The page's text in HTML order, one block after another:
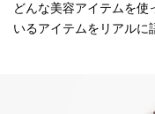
どんな美容アイテムを
いるアイテムをリアルに